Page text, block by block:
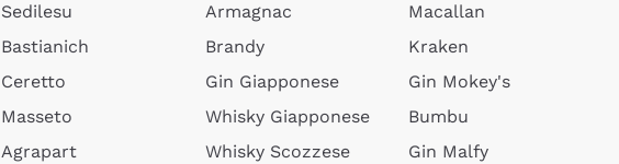
Sedilesu
Bastianich
Ceretto
Masseto
Agrapart
Armagnac
Brandy
Gin Giapponese
Whisky Giapponese
Whisky Scozzese
Macallan
Kraken
Gin Mokey's
Bumbu
Gin Malfy